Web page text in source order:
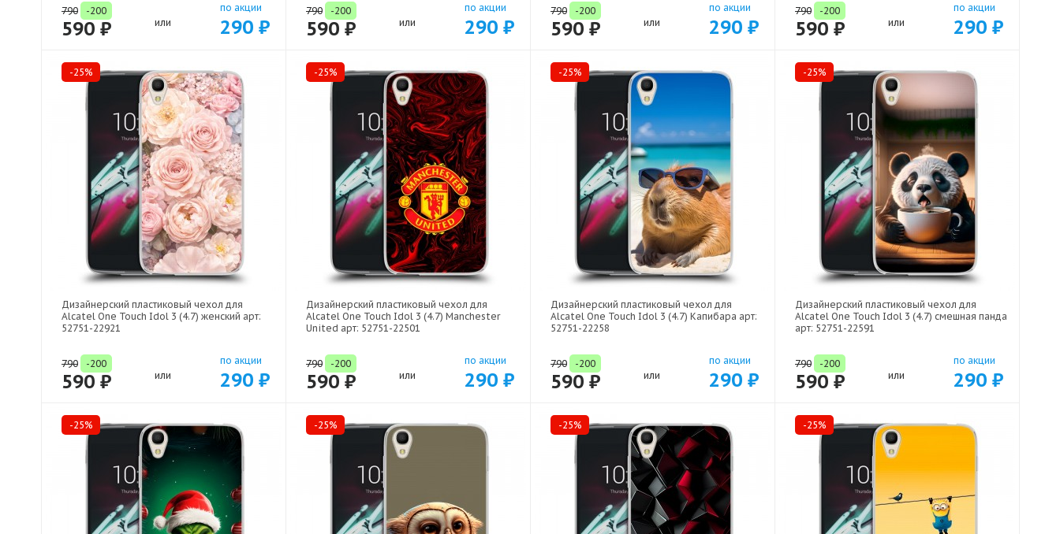
790 -200
590 ₽ или
по акции
290 ₽
790 -200
590 ₽ или
по акции
290 ₽
790 -200
590 ₽ или
по акции
290 ₽
790 -200
590 ₽ или
по акции
290 ₽
-25%
Дизайнерский пластиковый чехол для
Alcatel One Touch Idol 3 (4.7) женский арт:
52751-22921
790 -200
590 ₽ или
по акции
290 ₽
-25%
Дизайнерский пластиковый чехол для
Alcatel One Touch Idol 3 (4.7) Manchester
United арт: 52751-22501
790 -200
590 ₽ или
по акции
290 ₽
-25%
Дизайнерский пластиковый чехол для
Alcatel One Touch Idol 3 (4.7) Капибара арт:
52751-22258
790 -200
590 ₽ или
по акции
290 ₽
-25%
Дизайнерский пластиковый чехол для
Alcatel One Touch Idol 3 (4.7) смешная панда
арт: 52751-22591
790 -200
590 ₽ или
по акции
290 ₽
-25% -25% -25% -25%